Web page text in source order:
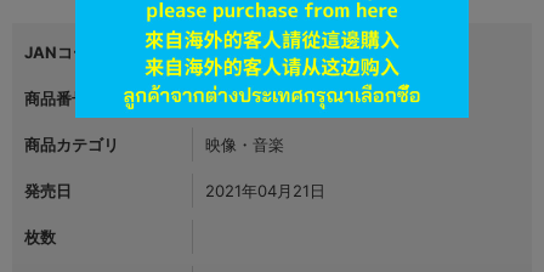
JANコード 4988013893672
商品番号 L05618736
商品カテゴリ 映像・音楽
発売日 2021年04月21日
枚数